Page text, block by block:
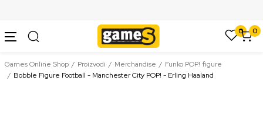
0 0
Games Online Shop Proizvodi Merchandise
Funko POP! figure
Bobble Figure Football - Manchester City POP! - Erling Haaland